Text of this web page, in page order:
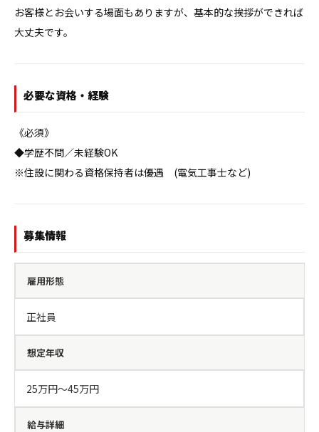
お客様とお会いする場面もありますが、基本的な挨拶ができれば
大丈夫です。
必要な資格・経験
《必須》
◆学歴不問／未経験OK
※住設に関わる資格保持者は優遇　(電気工事士など)
募集情報
雇用形態
正社員
想定年収
25万円〜45万円
給与詳細